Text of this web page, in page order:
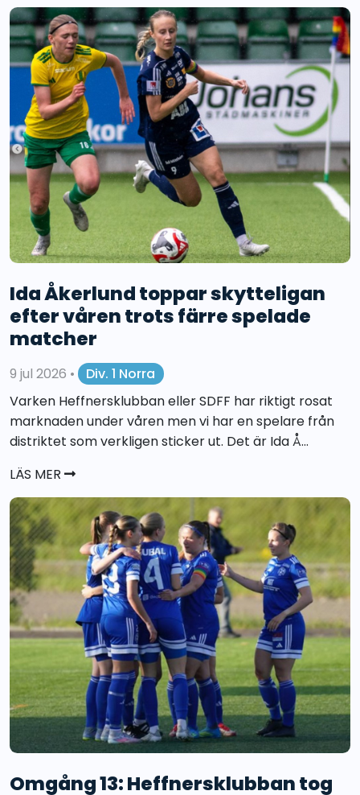
Ida Åkerlund toppar skytteligan
efter våren trots färre spelade
matcher
9 jul 2026 •
Div. 1 Norra
Varken Heffnersklubban eller SDFF har riktigt rosat
marknaden under våren men vi har en spelare från
distriktet som verkligen sticker ut. Det är Ida Å...
LÄS MER
Omgång 13: Heffnersklubban tog